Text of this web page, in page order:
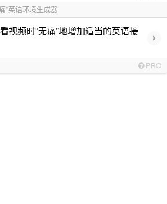
”英语环境生成器
视频时“无痛”地增加适当的英语接
›
PRO